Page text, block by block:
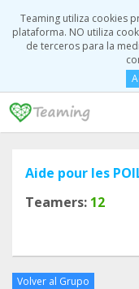
Teaming utiliza cookies
plataforma. NO utiliza
de terceros para la
Aide pour les
Teamers: 12
Volver al Grupo